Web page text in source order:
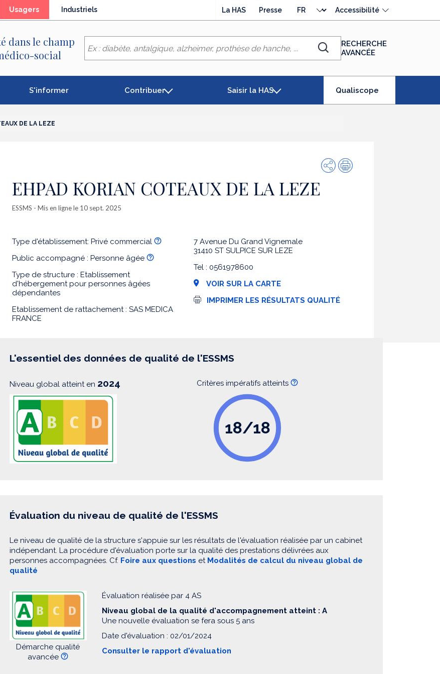
Usagers(élémentIndustriels La HAS Presse
langue
Accessibilité
dans le champ
social
Chercher
RECHERCHE
AVANCÉE
S'informer Contribuer Saisir la HAS Qualiscope
DE LA LEZE
PartagerImpression
EHPAD KORIAN COTEAUX DE LA LEZE
ESSMS - Mis en ligne le 10 sept. 2025
Type d'établissement: Privé commercial
Public accompagné : Personne âgée
Type de structure : Etablissement
d'hébergement pour personnes âgées
dépendantes
Etablissement de rattachement : SAS MEDICA
FRANCE
7 Avenue Du Grand Vignemale
31410 ST SULPICE SUR LEZE
Tel : 0561978600
VOIR SUR LA CARTE
I
o
IMPRIMER LES RÉSULTATS QUALITÉ
L'essentiel des données de qualité de l'ESSMS
Niveau global atteint en 2024 Critères impératifs atteints
18/18
Évaluation du niveau de qualité de l'ESSMS
Le niveau de qualité de la structure s'appuie sur les résultats de l'évaluation réalisée par un cabinet
indépendant. La procédure d'évaluation porte sur la qualité des prestations délivrées aux
personnes accompagnées. Cf. Foire aux questions et Modalités de calcul du niveau global de
qualité
Démarche qualité
avancée
Évaluation réalisée par 4 AS
Niveau global de la qualité d'accompagnement atteint : A
Une nouvelle évaluation se fera sous 5 ans
Date d'évaluation : 02/01/2024
Consulter le rapport d'évaluation